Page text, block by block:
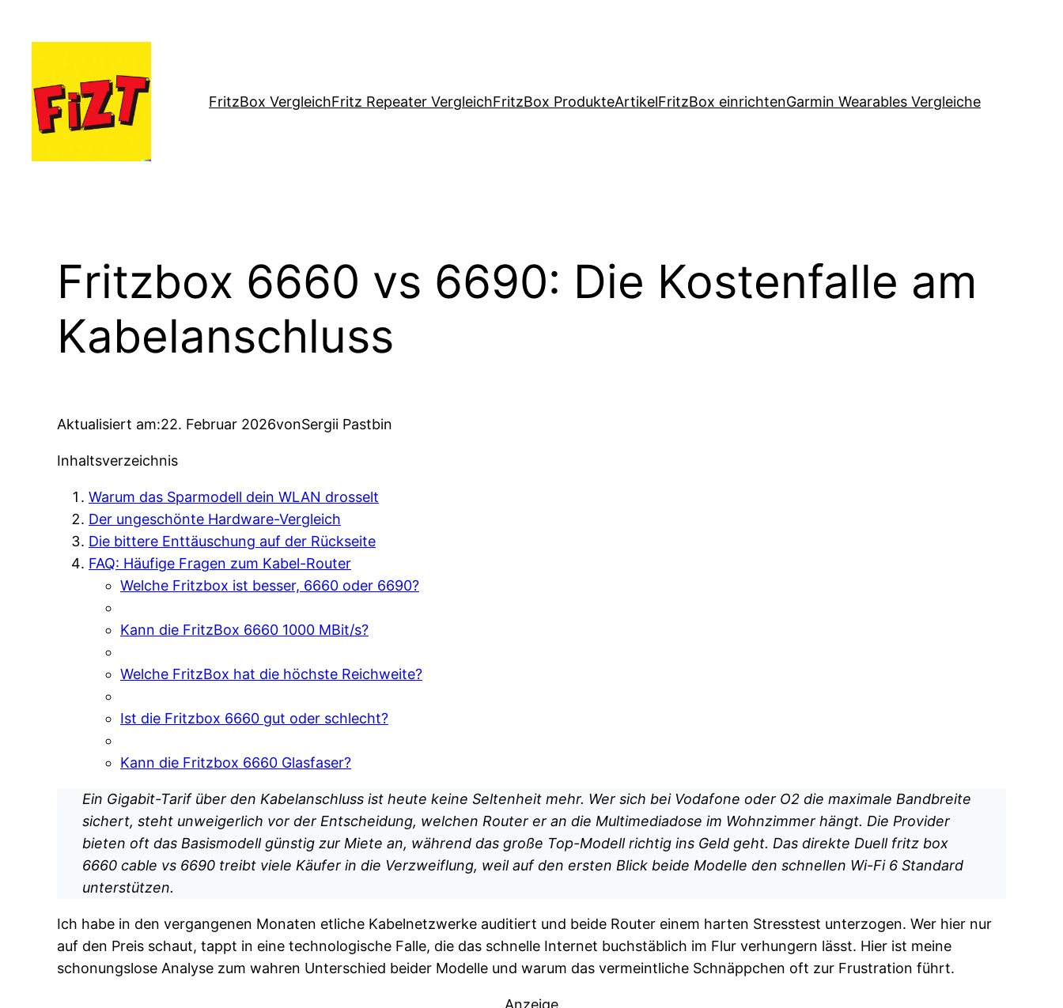
Inhalt
FritzBox VergleichFritz Repeater VergleichFritzBox ProdukteArtikelFritzBox einrichtenGarmin Wearables Vergleiche
Fritzbox 6660 vs 6690: Die Kostenfalle am
Kabelanschluss
Aktualisiert am:22. Februar 2026vonSergii Pastbin
Inhaltsverzeichnis
Warum das Sparmodell dein WLAN drosselt
Der ungeschönte Hardware-Vergleich
Die bittere Enttäuschung auf der Rückseite
FAQ: Häufige Fragen zum Kabel-Router
Welche Fritzbox ist besser, 6660 oder 6690?
Kann die FritzBox 6660 1000 MBit/s?
Welche FritzBox hat die höchste Reichweite?
Ist die Fritzbox 6660 gut oder schlecht?
Kann die Fritzbox 6660 Glasfaser?
Ein Gigabit-Tarif über den Kabelanschluss ist heute keine Seltenheit mehr. Wer sich bei Vodafone oder O2 die maximale Bandbreite
sichert, steht unweigerlich vor der Entscheidung, welchen Router er an die Multimediadose im Wohnzimmer hängt. Die Provider
bieten oft das Basismodell günstig zur Miete an, während das große Top-Modell richtig ins Geld geht. Das direkte Duell fritz box
6660 cable vs 6690 treibt viele Käufer in die Verzweiflung, weil auf den ersten Blick beide Modelle den schnellen Wi-Fi 6 Standard
unterstützen.
Ich habe in den vergangenen Monaten etliche Kabelnetzwerke auditiert und beide Router einem harten Stresstest unterzogen. Wer hier nur
auf den Preis schaut, tappt in eine technologische Falle, die das schnelle Internet buchstäblich im Flur verhungern lässt. Hier ist meine
schonungslose Analyse zum wahren Unterschied beider Modelle und warum das vermeintliche Schnäppchen oft zur Frustration führt.
Anzeige